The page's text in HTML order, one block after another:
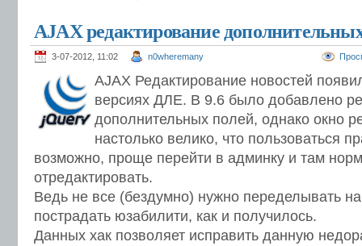
AJAX редактирование
3-07-2012, 11:02 n0wheremany
AJAX Редактирование новостей
версиях ДЛЕ. В 9.6 было добавлено
дополнительных полей, однако окно
настолько велико, что пользоваться
возможно, проще перейти в админку и там
отредактировать.
Ведь не все (бездумно) нужно переделывать
пострадать юзабилити, как и получилось.
Данных хак позволяет исправить данную